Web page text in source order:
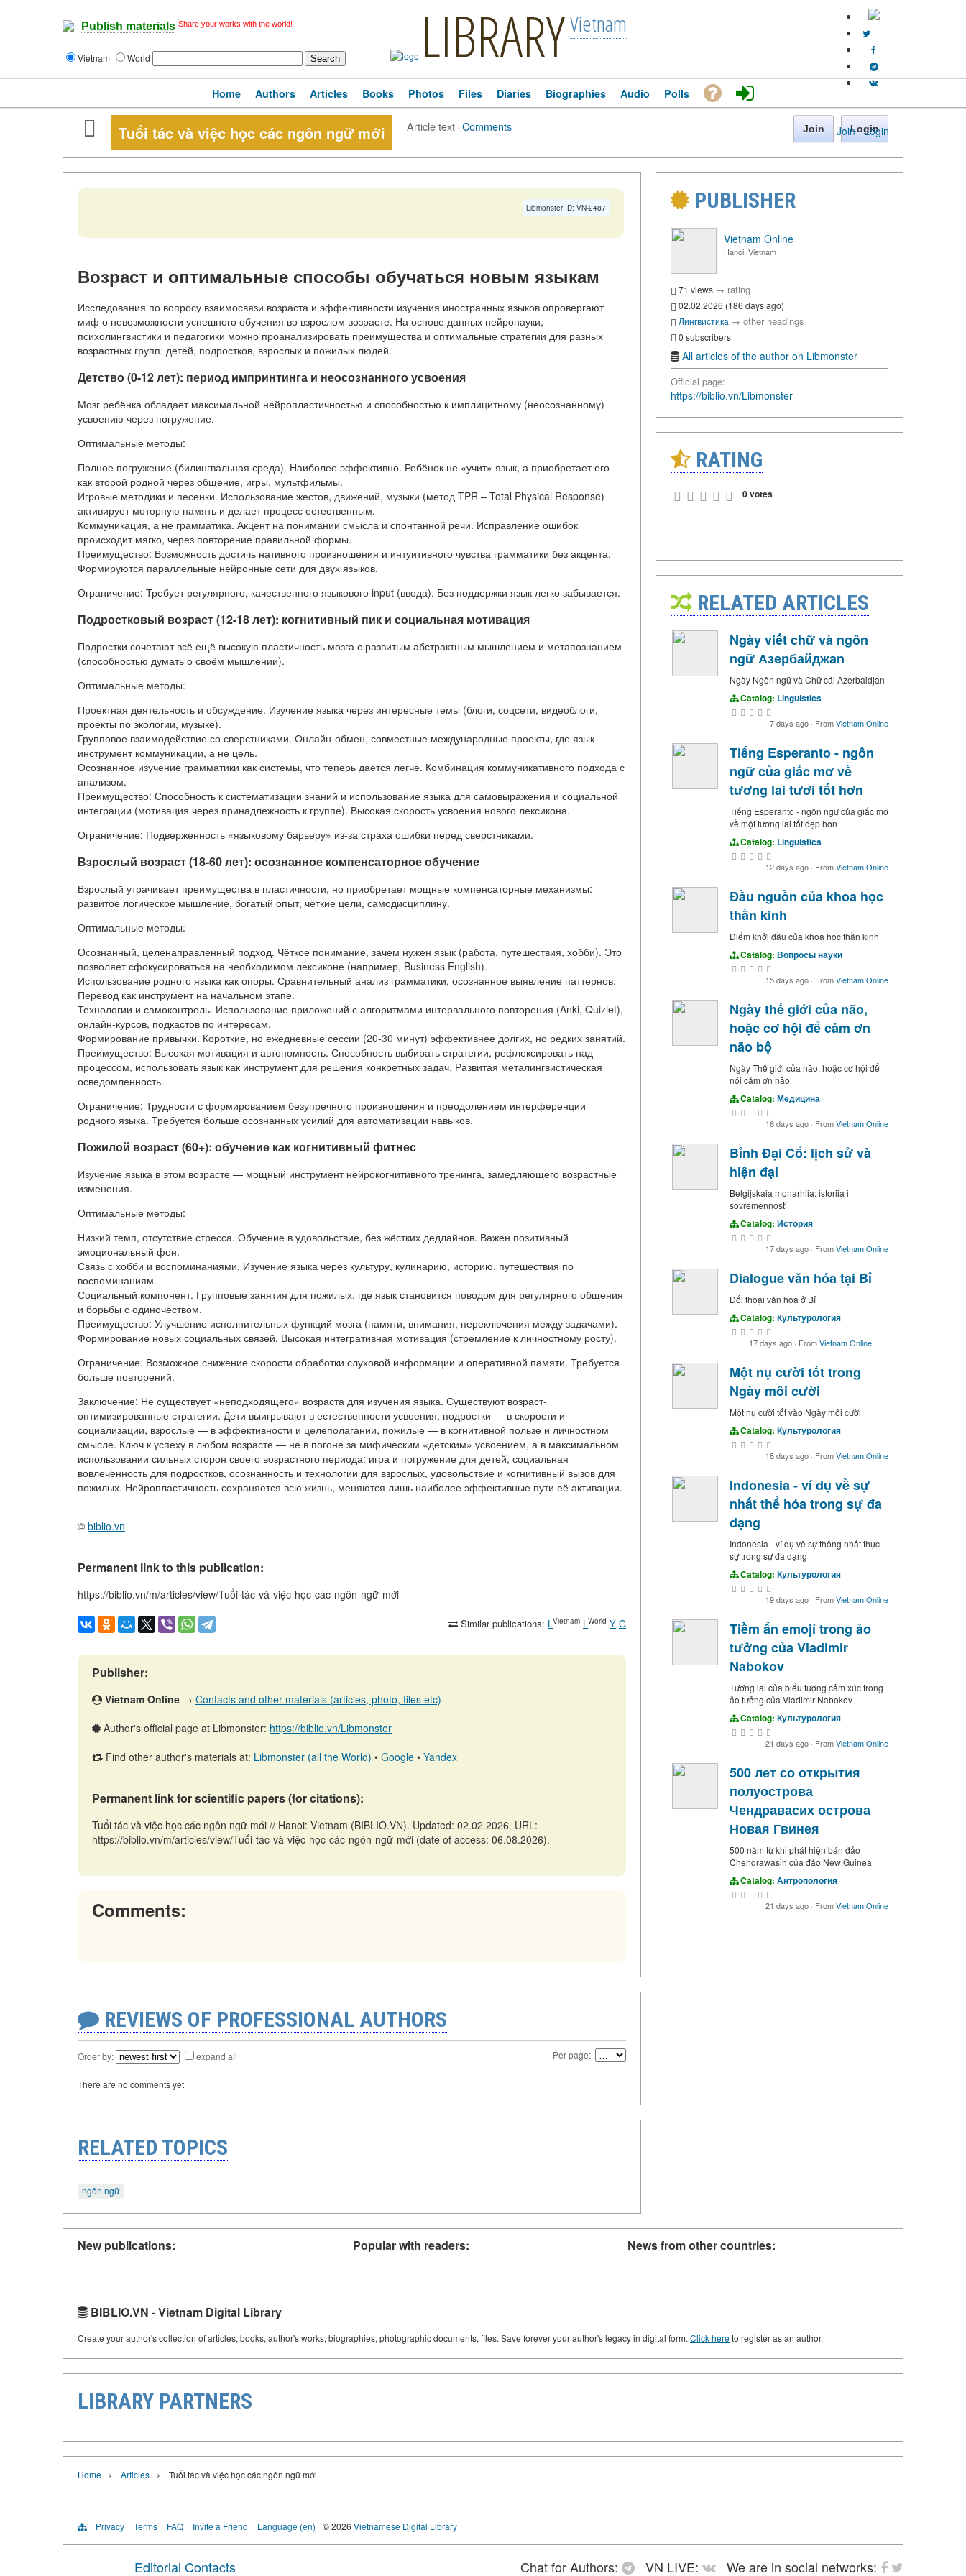
Publish materials Share your works with the world!
Vietnam World LIBRARYVietnam
Join · Login
Home Authors Articles Books Photos Files Diaries Biographies Audio Polls
Tuổi tác và việc học các ngôn ngữ mới Article text·Comments Join Login
Libmonster ID: VN-2487
Возраст и оптимальные способы обучаться новым языкам
Исследования по вопросу взаимосвязи возраста и эффективности изучения иностранных языков опровергают
миф о невозможности успешного обучения во взрослом возрасте. На основе данных нейронауки,
психолингвистики и педагогики можно проанализировать преимущества и оптимальные стратегии для разных
возрастных групп: детей, подростков, взрослых и пожилых людей.
Детство (0-12 лет): период импринтинга и неосознанного усвоения
Мозг ребёнка обладает максимальной нейропластичностью и способностью к имплицитному (неосознанному)
усвоению через погружение.
Оптимальные методы:
Полное погружение (билингвальная среда). Наиболее эффективно. Ребёнок не «учит» язык, а приобретает его
как второй родной через общение, игры, мультфильмы.
Игровые методики и песенки. Использование жестов, движений, музыки (метод TPR – Total Physical Response)
активирует моторную память и делает процесс естественным.
Коммуникация, а не грамматика. Акцент на понимании смысла и спонтанной речи. Исправление ошибок
происходит мягко, через повторение правильной формы.
Преимущество: Возможность достичь нативного произношения и интуитивного чувства грамматики без акцента.
Формируются параллельные нейронные сети для двух языков.
Ограничение: Требует регулярного, качественного языкового input (ввода). Без поддержки язык легко забывается.
Подростковый возраст (12-18 лет): когнитивный пик и социальная мотивация
Подростки сочетают всё ещё высокую пластичность мозга с развитым абстрактным мышлением и метапознанием
(способностью думать о своём мышлении).
Оптимальные методы:
Проектная деятельность и обсуждение. Изучение языка через интересные темы (блоги, соцсети, видеоблоги,
проекты по экологии, музыке).
Групповое взаимодействие со сверстниками. Онлайн-обмен, совместные международные проекты, где язык —
инструмент коммуникации, а не цель.
Осознанное изучение грамматики как системы, что теперь даётся легче. Комбинация коммуникативного подхода с
анализом.
Преимущество: Способность к систематизации знаний и использование языка для самовыражения и социальной
интеграции (мотивация через принадлежность к группе). Высокая скорость усвоения нового лексикона.
Ограничение: Подверженность «языковому барьеру» из-за страха ошибки перед сверстниками.
Взрослый возраст (18-60 лет): осознанное компенсаторное обучение
Взрослый утрачивает преимущества в пластичности, но приобретает мощные компенсаторные механизмы:
развитое логическое мышление, богатый опыт, чёткие цели, самодисциплину.
Оптимальные методы:
Осознанный, целенаправленный подход. Чёткое понимание, зачем нужен язык (работа, путешествия, хобби). Это
позволяет сфокусироваться на необходимом лексиконе (например, Business English).
Использование родного языка как опоры. Сравнительный анализ грамматики, осознанное выявление паттернов.
Перевод как инструмент на начальном этапе.
Технологии и самоконтроль. Использование приложений с алгоритмами интервального повторения (Anki, Quizlet),
онлайн-курсов, подкастов по интересам.
Формирование привычки. Короткие, но ежедневные сессии (20-30 минут) эффективнее долгих, но редких занятий.
Преимущество: Высокая мотивация и автономность. Способность выбирать стратегии, рефлексировать над
процессом, использовать язык как инструмент для решения конкретных задач. Развитая металингвистическая
осведомленность.
Ограничение: Трудности с формированием безупречного произношения и преодолением интерференции
родного языка. Требуется больше осознанных усилий для автоматизации навыков.
Пожилой возраст (60+): обучение как когнитивный фитнес
Изучение языка в этом возрасте — мощный инструмент нейрокогнитивного тренинга, замедляющего возрастные
изменения.
Оптимальные методы:
Низкий темп, отсутствие стресса. Обучение в удовольствие, без жёстких дедлайнов. Важен позитивный
эмоциональный фон.
Связь с хобби и воспоминаниями. Изучение языка через культуру, кулинарию, историю, путешествия по
воспоминаниям.
Социальный компонент. Групповые занятия для пожилых, где язык становится поводом для регулярного общения
и борьбы с одиночеством.
Преимущество: Улучшение исполнительных функций мозга (памяти, внимания, переключения между задачами).
Формирование новых социальных связей. Высокая интегративная мотивация (стремление к личностному росту).
Ограничение: Возможное снижение скорости обработки слуховой информации и оперативной памяти. Требуется
больше повторений.
Заключение: Не существует «неподходящего» возраста для изучения языка. Существуют возраст-
оптимизированные стратегии. Дети выигрывают в естественности усвоения, подростки — в скорости и
социализации, взрослые — в эффективности и целеполагании, пожилые — в когнитивной пользе и личностном
смысле. Ключ к успеху в любом возрасте — не в погоне за мифическим «детским» усвоением, а в максимальном
использовании сильных сторон своего возрастного периода: игра и погружение для детей, социальная
вовлечённость для подростков, осознанность и технологии для взрослых, удовольствие и когнитивный вызов для
пожилых. Нейропластичность сохраняется всю жизнь, меняются лишь наиболее эффективные пути её активации.
© biblio.vn
Permanent link to this publication:
https://biblio.vn/m/articles/view/Tuổi-tác-và-việc-học-các-ngôn-ngữ-mới
Similar publications: LVietnam LWorld Y G
Publisher:
Vietnam Online → Contacts and other materials (articles, photo, files etc)
Author's official page at Libmonster: https://biblio.vn/Libmonster
Find other author's materials at: Libmonster (all the World) • Google • Yandex
Permanent link for scientific papers (for citations):
Tuổi tác và việc học các ngôn ngữ mới // Hanoi: Vietnam (BIBLIO.VN). Updated: 02.02.2026. URL:
https://biblio.vn/m/articles/view/Tuổi-tác-và-việc-học-các-ngôn-ngữ-mới (date of access: 06.08.2026).
Comments:
REVIEWS OF PROFESSIONAL AUTHORS
Order by: expand all Per page:
There are no comments yet
RELATED TOPICS
ngôn ngữ
PUBLISHER
Vietnam Online
Hanoi, Vietnam
71 views → rating
02.02.2026 (186 days ago)
Лингвистика → other headings
0 subscribers
All articles of the author on Libmonster
Official page:
https://biblio.vn/Libmonster
RATING
0 votes
RELATED ARTICLES
Ngày viết chữ và ngôn
ngữ Азербайджan
Ngày Ngôn ngữ và Chữ cái Azerbaidjan
Catalog: Linguistics
7 days ago · FromVietnam Online
Tiếng Esperanto - ngôn
ngữ của giấc mơ về
tương lai tươi tốt hơn
Tiếng Esperanto - ngôn ngữ của giấc mơ
về một tương lai tốt đẹp hơn
Catalog: Linguistics
12 days ago · FromVietnam Online
Đầu nguồn của khoa học
thần kinh
Điểm khởi đầu của khoa học thần kinh
Catalog: Вопросы науки
15 days ago · FromVietnam Online
Ngày thế giới của não,
hoặc cơ hội để cảm ơn
não bộ
Ngày Thế giới của não, hoặc cơ hội để
nói cảm ơn não
Catalog: Медицина
16 days ago · FromVietnam Online
Bỉnh Đại Cổ: lịch sử và
hiện đại
Belgijskaia monarhiia: istoriia i
sovremennostʹ
Catalog: История
17 days ago · FromVietnam Online
Dialogue văn hóa tại Bỉ
Đối thoại văn hóa ở Bỉ
Catalog: Культурология
17 days ago · FromVietnam Online
Một nụ cười tốt trong
Ngày môi cười
Một nụ cười tốt vào Ngày môi cười
Catalog: Культурология
18 days ago · FromVietnam Online
Indonesia - ví dụ về sự
nhất thể hóa trong sự đa
dạng
Indonesia - ví dụ về sự thống nhất thực
sự trong sự đa dạng
Catalog: Культурология
19 days ago · FromVietnam Online
Tiềm ẩn emojí trong ảo
tưởng của Vladimir
Nabokov
Tương lai của biểu tượng cảm xúc trong
ảo tưởng của Vladimir Nabokov
Catalog: Культурология
21 days ago · FromVietnam Online
500 лет со открытия
полуострова
Чендравасих острова
Новая Гвинея
500 năm từ khi phát hiện bán đảo
Chendrawasih của đảo New Guinea
Catalog: Антропология
21 days ago · FromVietnam Online
New publications: Popular with readers: News from other countries:
BIBLIO.VN - Vietnam Digital Library
Create your author's collection of articles, books, author's works, biographies, photographic documents, files. Save forever your author's legacy in digital form. Click hereto register as an author.
LIBRARY PARTNERS
Home › Articles › Tuổi tác và việc học các ngôn ngữ mới
Privacy Terms FAQ Invite a Friend Language (en) © 2026 Vietnamese Digital Library
Editorial Contacts Chat for Authors: VN LIVE: We are in social networks: